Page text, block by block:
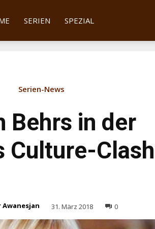
SERIEN SPEZIAL
Serien-News
Behrs in der
Culture-
31. März 2018 0